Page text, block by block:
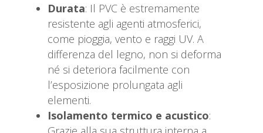
Durata: Il PVC è estremamente
resistente agli agenti atmosferici,
come pioggia, vento e raggi UV. A
differenza del legno, non si deforma
né si deteriora facilmente con
l’esposizione prolungata agli
elementi.
Isolamento termico e acustico: